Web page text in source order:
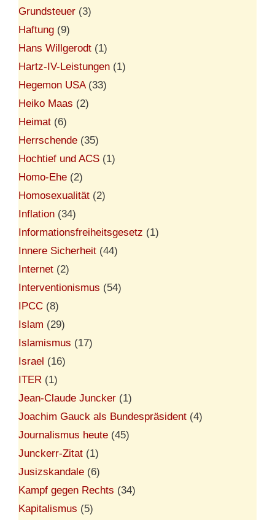
Grundsteuer (3)
Haftung (9)
Hans Willgerodt (1)
Hartz-IV-Leistungen (1)
Hegemon USA(33)
Heiko Maas (2)
Heimat (6)
Herrschende (35)
Hochtief und ACS (1)
Homo-Ehe (2)
Homosexualität (2)
Inflation (34)
Informationsfreiheitsgesetz (1)
Innere Sicherheit (44)
Internet (2)
Interventionismus (54)
IPCC (8)
Islam (29)
Islamismus (17)
Israel (16)
ITER (1)
Jean-Claude Juncker (1)
Joachim Gauck als Bundespräsident (4)
Journalismus heute (45)
Junckerr-Zitat (1)
Jusizskandale (6)
Kampf gegen Rechts (34)
Kapitalismus (5)